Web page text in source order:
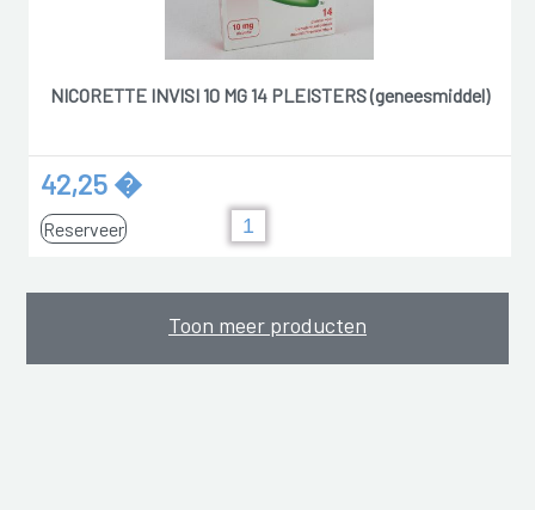
NICORETTE INVISI 10 MG 14 PLEISTERS (geneesmiddel)
42,25 �
Reserveer
Toon meer producten